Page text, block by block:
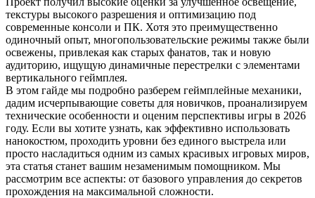
текстуры высокого разрешения и оптимизацию под
современные консоли и ПК. Хотя это преимущественно
одиночный опыт, многопользовательские режимы также были
освежены, привлекая как старых фанатов, так и новую
аудиторию, ищущую динамичные перестрелки с элементами
вертикального геймплея.
В этом гайде мы подробно разберем геймплейные механики,
дадим исчерпывающие советы для новичков, проанализируем
технические особенности и оценим перспективы игры в 2026
году. Если вы хотите узнать, как эффективно использовать
нанокостюм, проходить уровни без единого выстрела или
просто насладиться одним из самых красивых игровых миров,
эта статья станет вашим незаменимым помощником. Мы
рассмотрим все аспекты: от базового управления до секретов
прохождения на максимальной сложности.